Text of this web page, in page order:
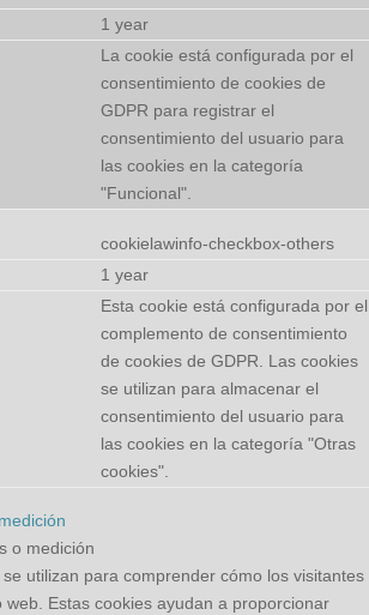
1 year
La cookie está configurada por el
consentimiento de cookies de
GDPR para registrar el
consentimiento del usuario para
las cookies en la categoría
"Funcional".
cookielawinfo-checkbox-others
1 year
Esta cookie está configurada por el
complemento de consentimiento
de cookies de GDPR. Las cookies
se utilizan para almacenar el
consentimiento del usuario para
las cookies en la categoría "Otras
cookies".
o medición
utilizan para comprender cómo los visitantes
web. Estas cookies ayudan a proporcionar